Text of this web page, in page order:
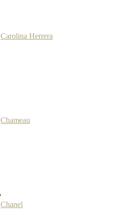
Carolina Herrera
Chameau
Chanel